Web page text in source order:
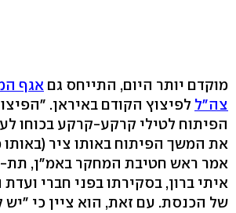
מוקדם יותר היום, התייחס גם אגף
צה"ל לפיצוץ הקודם באיראן.
הפיתוח לטילי קרקע-קרקע בכוחו
את המשך הפיתוח באותו ציר (באותו
אמר ראש חטיבת המחקר באמ"ן,
איתי ברון, בסקירתו בפני חברי ועדת
של הכנסת. עם זאת, הוא ציין כי